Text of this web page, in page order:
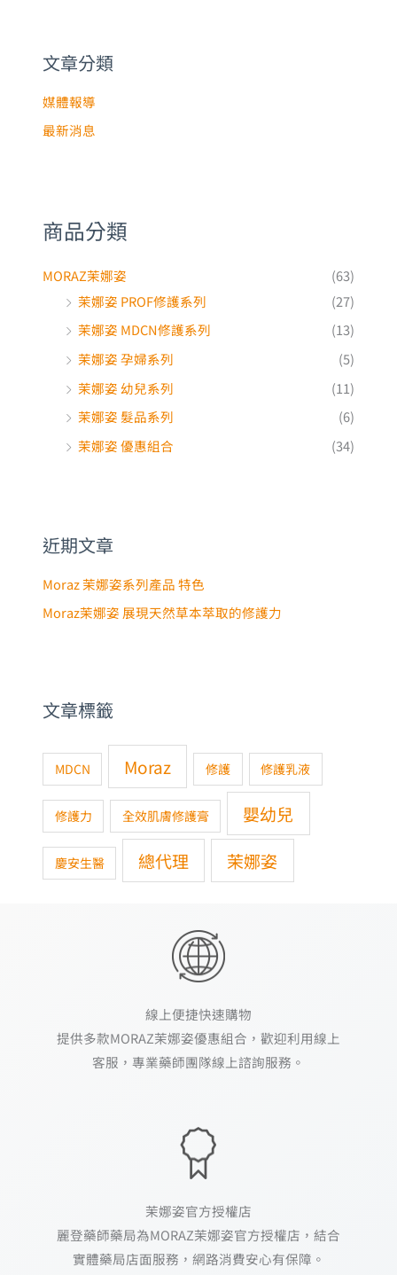
字
文章分類
媒體報導
最新消息
商品分類
MORAZ茉娜姿
(63)
茉娜姿 PROF修護系列
(27)
茉娜姿 MDCN修護系列
(13)
茉娜姿 孕婦系列
(5)
茉娜姿 幼兒系列
(11)
茉娜姿 髮品系列
(6)
茉娜姿 優惠組合
(34)
近期文章
Moraz 茉娜姿系列產品 特色
Moraz茉娜姿 展現天然草本萃取的修護力
文章標籤
MDCN Moraz 修護 修護乳液
修護力 全效肌膚修護膏 嬰幼兒
慶安生醫 總代理 茉娜姿
線上便捷快速購物
提供多款MORAZ茉娜姿優惠組合，歡迎利用線上
客服，專業藥師團隊線上諮詢服務。
茉娜姿官方授權店
麗登藥師藥局為MORAZ茉娜姿官方授權店，結合
實體藥局店面服務，網路消費安心有保障。